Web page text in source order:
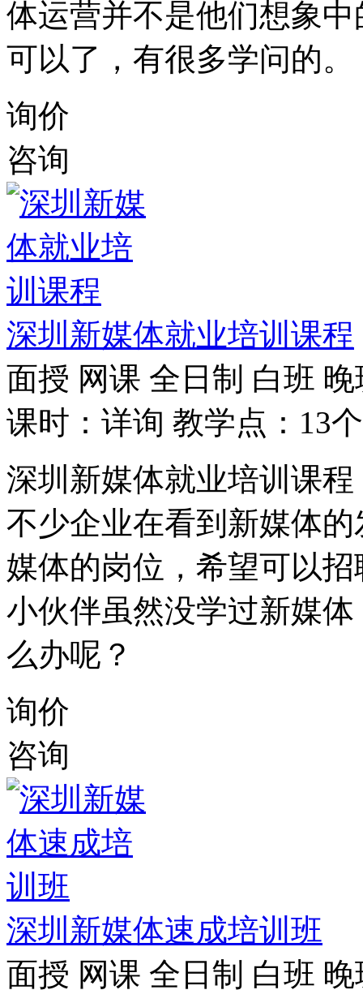
体运营并不是他们想象
可以了，有很多学问的。
询价
咨询
深圳新媒体就业培训课程
面授 网课 全日制 白班 晚
课时：详询 教学点：13个
深圳新媒体就业培训课
不少企业在看到新媒体
媒体的岗位，希望可以
小伙伴虽然没学过新媒
么办呢？
询价
咨询
深圳新媒体速成培训班
面授 网课 全日制 白班 晚